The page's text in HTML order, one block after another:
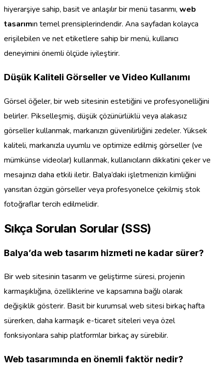
hiyerarşiye sahip, basit ve anlaşılır bir menü tasarımı, web
tasarımın temel prensiplerindendir. Ana sayfadan kolayca
erişilebilen ve net etiketlere sahip bir menü, kullanıcı
deneyimini önemli ölçüde iyileştirir.
Düşük Kaliteli Görseller ve Video Kullanımı
Görsel öğeler, bir web sitesinin estetiğini ve profesyonelliğini
belirler. Pikselleşmiş, düşük çözünürlüklü veya alakasız
görseller kullanmak, markanızın güvenilirliğini zedeler. Yüksek
kaliteli, markanızla uyumlu ve optimize edilmiş görseller (ve
mümkünse videolar) kullanmak, kullanıcıların dikkatini çeker ve
mesajınızı daha etkili iletir. Balya’daki işletmenizin kimliğini
yansıtan özgün görseller veya profesyonelce çekilmiş stok
fotoğraflar tercih edilmelidir.
Sıkça Sorulan Sorular (SSS)
Balya’da web tasarım hizmeti ne kadar sürer?
Bir web sitesinin tasarım ve geliştirme süresi, projenin
karmaşıklığına, özelliklerine ve kapsamına bağlı olarak
değişiklik gösterir. Basit bir kurumsal web sitesi birkaç hafta
sürerken, daha karmaşık e-ticaret siteleri veya özel
fonksiyonlara sahip platformlar birkaç ay sürebilir.
Web tasarımında en önemli faktör nedir?